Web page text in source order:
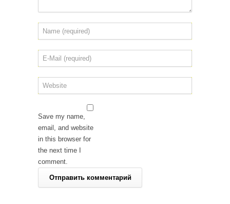
Save my name,
email, and website
in this browser for
the next time I
comment.